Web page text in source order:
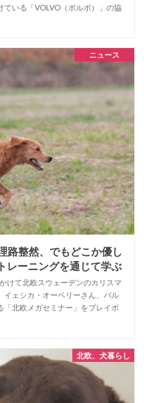
ている「VOLVO（ボルボ）」の協
ニュース
路整然、でもどこか優し
レーニングを通じて学ぶ
けて北欧スウェーデンのカリスマ
イェシカ・オーベリーさん、バル
「北欧メガセミナー」をプレイボ
北欧、犬暮らし